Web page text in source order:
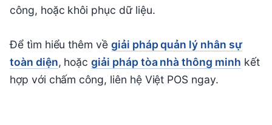
công, hoặc khôi phục dữ liệu.
Để tìm hiểu thêm về giải pháp quản lý nhân sự
toàn diện, hoặcgiải pháp tòa nhà thông minh kết
hợp với chấm công, liên hệ Việt POS ngay.